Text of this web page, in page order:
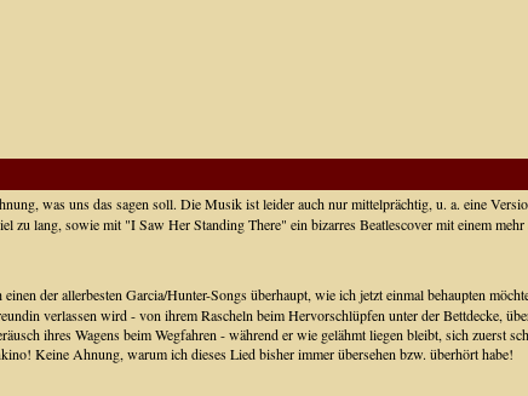
was uns das sagen soll. Die Musik ist leider auch nur mittelprächtig, u. a. eine
zu lang, sowie mit "I Saw Her Standing There" ein bizarres Beatlescover mit einem mehr
der allerbesten Garcia/Hunter-Songs überhaupt, wie ich jetzt einmal behaupten
verlassen wird - von ihrem Rascheln beim Hervorschlüpfen unter der Bettdecke,
ihres Wagens beim Wegfahren - während er wie gelähmt liegen bleibt, sich zuerst
Keine Ahnung, warum ich dieses Lied bisher immer übersehen bzw. überhört habe!